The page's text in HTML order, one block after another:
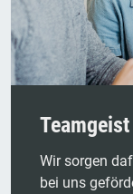
Wir sorgen
bei uns